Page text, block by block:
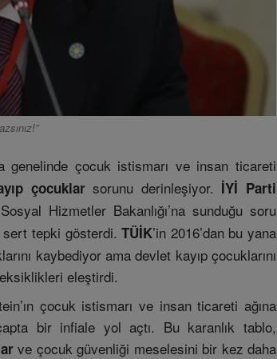
genelinde çocuk istismarı ve insan ticareti
çocuklarsorunu derinleşiyor. İYİ Parti
Hizmetler Bakanlığı’na sunduğu soru
sert tepki gösterdi.TÜİK’in 2016’dan bu yana
kaybediyor ama devlet kayıp çocuklarını
eleştirdi.
çocuk istismarı ve insan ticareti ağına
bir infiale yol açtı. Bu karanlık tablo,
ve çocuk güvenliği meselesini bir kez daha